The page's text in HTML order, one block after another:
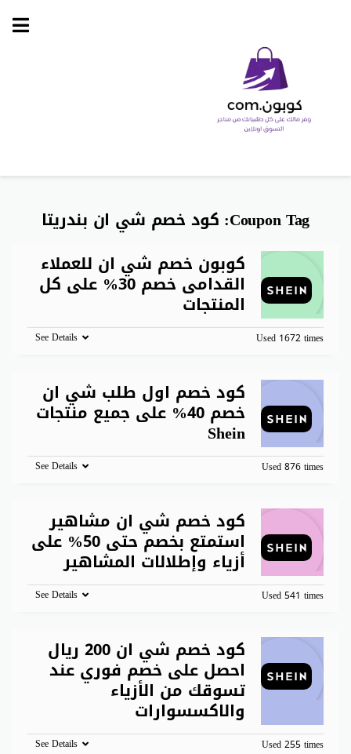
Skip
Coupon Tag: كود خصم شي ان بندريتا
كوبون خصم شي ان للعملاء
القدامى خصم 30% على كل
المنتجات
Used 1672 times
See Details
كود خصم اول طلب شي ان
خصم 40% على جميع منتجات
Shein
Used 876 times
See Details
كود خصم شي ان مشاهير
استمتع بخصم حتى 50% على
أزياء وإطلالات المشاهير
Used 541 times
See Details
كود خصم شي ان 200 ريال
احصل على خصم فوري عند
تسوقك من الأزياء
والاكسسوارات
Used 255 times
See Details